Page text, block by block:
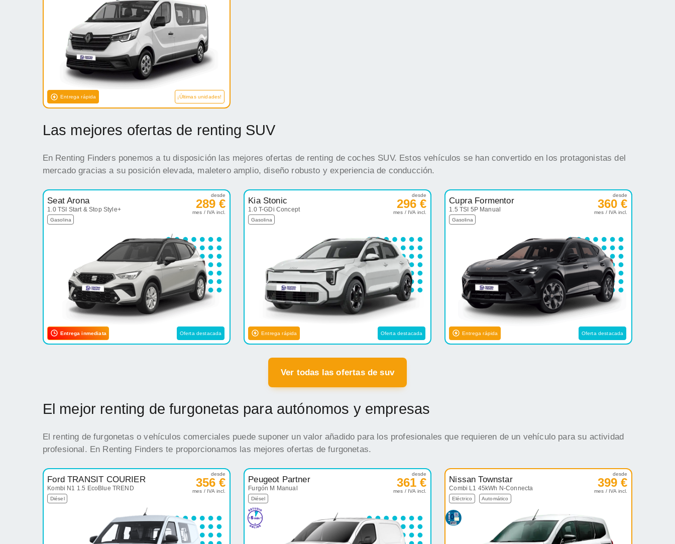
Entrega rápida ¡Últimas unidades!
Las mejores ofertas de renting SUV
En Renting Finders ponemos a tu disposición las mejores ofertas de renting de coches SUV. Estos vehículos se han convertido en los protagonistas del
mercado gracias a su posición elevada, maletero amplio, diseño robusto y experiencia de conducción.
Seat Arona
1.0 TSI Start & Stop Style+
Gasolina
desde
289 €
mes / IVA incl.
Entrega inmediata Oferta destacada
Kia Stonic
1.0 T-GDi Concept
Gasolina
desde
296 €
mes / IVA incl.
Entrega rápida Oferta destacada
Cupra Formentor
1.5 TSI 5P Manual
Gasolina
desde
360 €
mes / IVA incl.
Entrega rápida Oferta destacada
Ver todas las ofertas de suv
El mejor renting de furgonetas para autónomos y empresas
El renting de furgonetas o vehículos comerciales puede suponer un valor añadido para los profesionales que requieren de un vehículo para su actividad
profesional. En Renting Finders te proporcionamos las mejores ofertas de furgonetas.
Ford TRANSIT COURIER
Kombi N1 1.5 EcoBlue TREND
Diésel
desde
356 €
mes / IVA incl.
Peugeot Partner
Furgón M Manual
Diésel
desde
361 €
mes / IVA incl.
Nissan Townstar
Combi L1 45kWh N-Connecta
Eléctrico Automático
desde
399 €
mes / IVA incl.